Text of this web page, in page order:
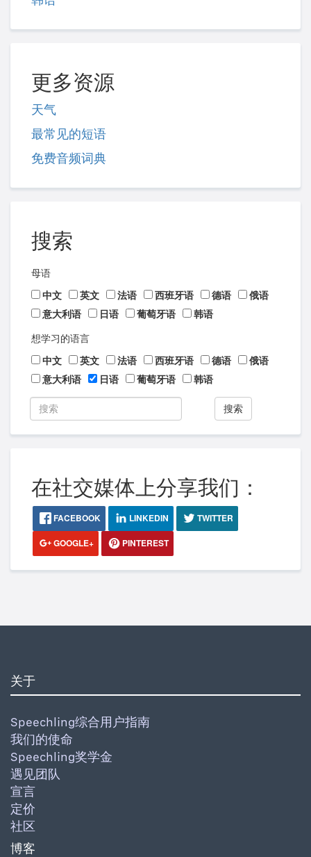
更多资源
天气
最常见的短语
免费音频词典
搜索
母语
中文
英文 法语 西班牙语 德语
俄语
意大利语
日语 葡萄牙语 韩语
想学习的语言
中文
英文 法语 西班牙语 德语
俄语
意大利语
日语 葡萄牙语 韩语
搜索
在社交媒体上分享我们：
FACEBOOK LINKEDIN
TWITTER
GOOGLE+
PINTEREST
关于
Speechling综合用户指南
我们的使命
Speechling奖学金
遇见团队
宣言
定价
社区
博客